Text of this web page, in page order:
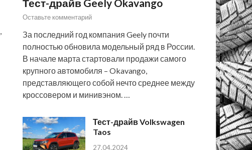
Тест-драйв Geely Okavango
Оставьте комментарий
За последний год компания Geely почти
полностью обновила модельный ряд в России.
В начале марта стартовали продажи самого
крупного автомобиля – Okavango,
представляющего собой нечто среднее между
кроссовером и минивэном. …
Тест-драйв Volkswagen
Taos
27.04.2024